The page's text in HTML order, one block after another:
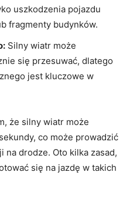
uszkodzenia pojazdu
fragmenty budynków.
Silny wiatr może
się przesuwać,​ dlatego
jest kluczowe⁣ w
⁣że silny wiatr może
co​ może prowadzić
drodze. Oto kilka ‌zasad,
się na ‌jazdę ‍w takich